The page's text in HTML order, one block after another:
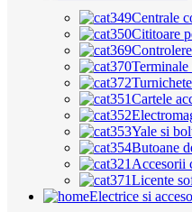
Centrale
Cititoare
Terminale
Turnichete
Cartele
Yale si
Butoane
Accesorii
Licente
Electrice si